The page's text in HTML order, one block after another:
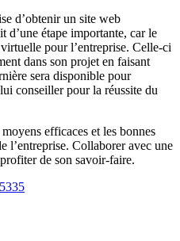
d’obtenir un site web
d’une étape importante, car le
pour l’entreprise. Celle-ci
dans son projet en faisant
sera disponible pour
conseiller pour la réussite du
efficaces et les bonnes
l’entreprise. Collaborer avec une
de son savoir-faire.